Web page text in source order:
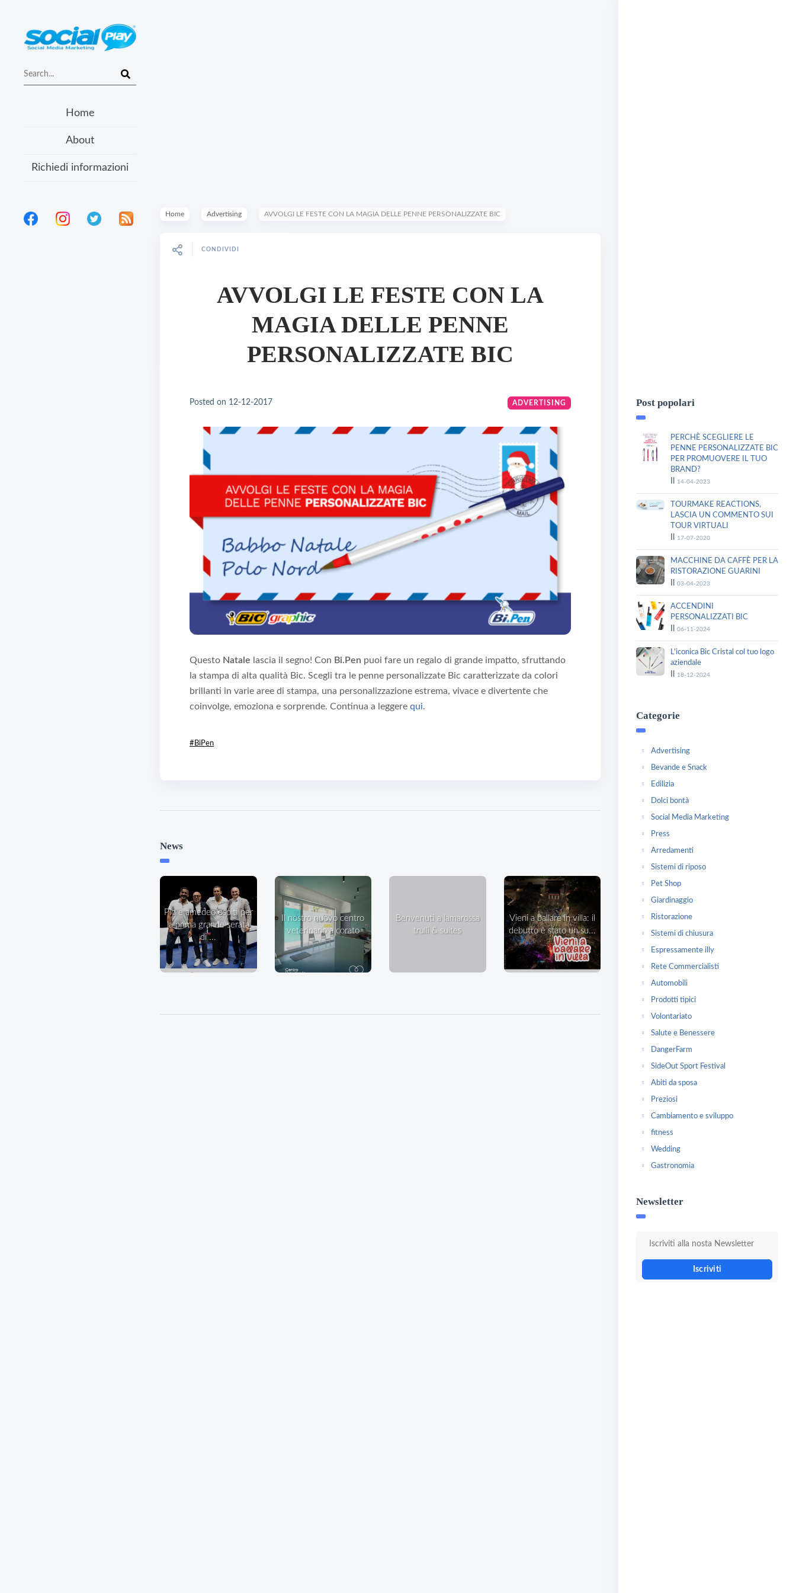
Home
About
Richiedi informazioni
Home Advertising AVVOLGI LE FESTE CON LA MAGIA DELLE PENNE PERSONALIZZATE BIC
CONDIVIDI
AVVOLGI LE FESTE CON LA
MAGIA DELLE PENNE
PERSONALIZZATE BIC
Posted on 12-12-2017 ADVERTISING
Questo Natale lascia il segno! Con Bi.Pen puoi fare un regalo di grande impatto, sfruttando
la stampa di alta qualità Bic. Scegli tra le penne personalizzate Bic caratterizzate da colori
brillanti in varie aree di stampa, una personalizzazione estrema, vivace e divertente che
coinvolge, emoziona e sorprende. Continua a leggere qui.
#BiPen
News
pio e amedeo ospiti per
la prima grande serata
di ...
veterinario a corato
benvenuti a lamarossa
trulli & suites
vieni a ballare in villa: il
debutto è stato un su...
Post popolari
PERCHÈ SCEGLIERE LE
PENNE PERSONALIZZATE BIC
PER PROMUOVERE IL TUO
BRAND?
14-04-2023
TOURMAKE REACTIONS,
LASCIA UN COMMENTO SUI
TOUR VIRTUALI
17-07-2020
MACCHINE DA CAFFÈ PER LA
RISTORAZIONE GUARINI
03-04-2023
ACCENDINI
PERSONALIZZATI BIC
06-11-2024
L'iconica Bic Cristal col tuo logo
aziendale
18-12-2024
Categorie
Advertising
Bevande e Snack
Edilizia
Dolci bontà
Social Media Marketing
Press
Arredamenti
Sistemi di riposo
Pet Shop
Giardinaggio
Ristorazione
Sistemi di chiusura
Espressamente illy
Rete Commercialisti
Automobili
Prodotti tipici
Volontariato
Salute e Benessere
DangerFarm
SideOut Sport Festival
Abiti da sposa
Preziosi
Cambiamento e sviluppo
fitness
Wedding
Gastronomia
Newsletter